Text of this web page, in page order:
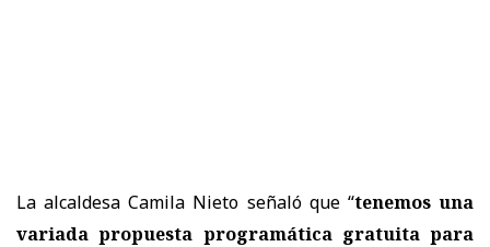
La alcaldesa Camila Nieto señaló que “tenemos una
variada propuesta programática gratuita para